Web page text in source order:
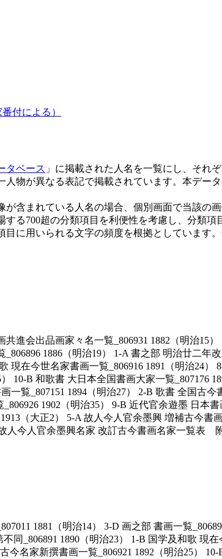
付による）
タベース 」に掲載された人名を一覧にし、それ
人物が異なる表記で掲載されています。本デ
が含まれている人名の場合、個別画面で当該の画
する700超の分類項目を利便性を考慮し、分類
に用いられる文字の頻度を根拠としています
会出品画家々名一覧_806931 1882（明治15
_806896 1886（明治19） 1-A 書之部 明治廿二
現在今世名家書画一覧_806916 1891（明治24
10-B 和歌書 大日本全国書画大家一覧_807176
一覧_807151 1894（明治27） 2-B 歌書 全国古
1902（明治35） 9-B 近代官余遊墨 日本
（大正2） 5-A 故人今人官余墨興 増補古今
人今人官余墨興名家 改訂古今書画名家一覧表
1881（明治14） 3-D 画之部 書画一覧
同_806891 1890（明治23） 1-B 国学及和歌 現
今名家新撰書画一覧_806921 1892（明治25）